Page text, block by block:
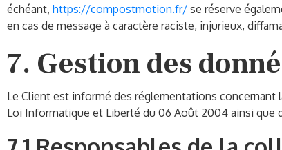
échéant, https://compostmotion.fr/ se réserve
en cas de message à caractère raciste, injurieux,
7. Gestion des
Le Client est informé des réglementations concernant
Loi Informatique et Liberté du 06 Août 2004 ainsi que